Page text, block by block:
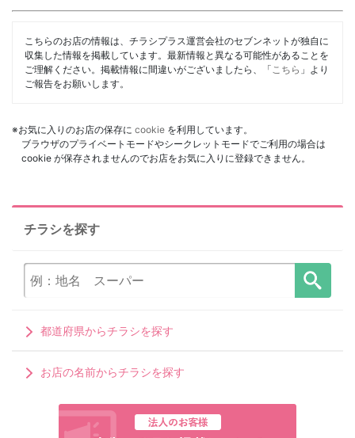
こちらのお店の情報は、チラシプラス運営会社のセブンネットが独自に
収集した情報を掲載しています。最新情報と異なる可能性があることを
ご理解ください。掲載情報に間違いがございましたら、「 こちら 」より
ご報告をお願いします。
※お気に入りのお店の保存に cookie を利用しています。
ブラウザのプライベートモードやシークレットモードでご利用の場合は
cookie が保存されませんのでお店をお気に入りに登録できません。
チラシを探す
都道府県からチラシを探す
お店の名前からチラシを探す